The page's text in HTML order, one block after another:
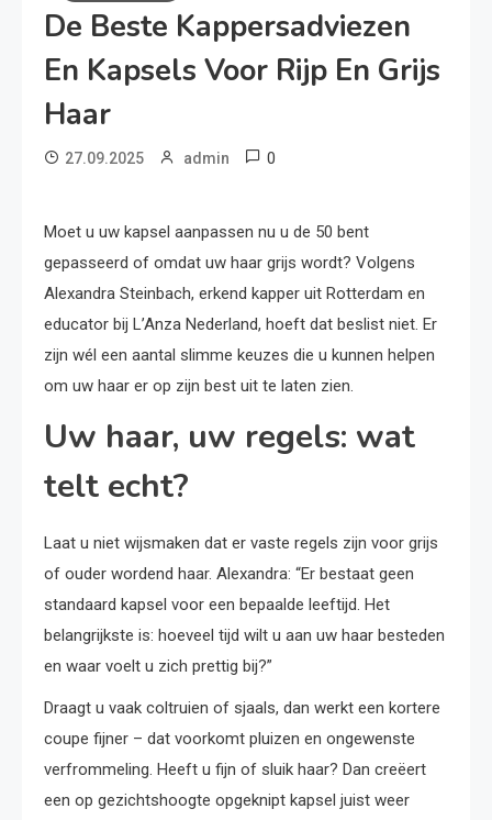
De Beste Kappersadviezen
En Kapsels Voor Rijp En Grijs
Haar
27.09.2025 admin 0
Moet u uw kapsel aanpassen nu u de 50 bent
gepasseerd of omdat uw haar grijs wordt? Volgens
Alexandra Steinbach, erkend kapper uit Rotterdam en
educator bij L’Anza Nederland, hoeft dat beslist niet. Er
zijn wél een aantal slimme keuzes die u kunnen helpen
om uw haar er op zijn best uit te laten zien.
Uw haar, uw regels: wat
telt echt?
Laat u niet wijsmaken dat er vaste regels zijn voor grijs
of ouder wordend haar. Alexandra: “Er bestaat geen
standaard kapsel voor een bepaalde leeftijd. Het
belangrijkste is: hoeveel tijd wilt u aan uw haar besteden
en waar voelt u zich prettig bij?”
Draagt u vaak coltruien of sjaals, dan werkt een kortere
coupe fijner – dat voorkomt pluizen en ongewenste
verfrommeling. Heeft u fijn of sluik haar? Dan creëert
een op gezichtshoogte opgeknipt kapsel juist weer